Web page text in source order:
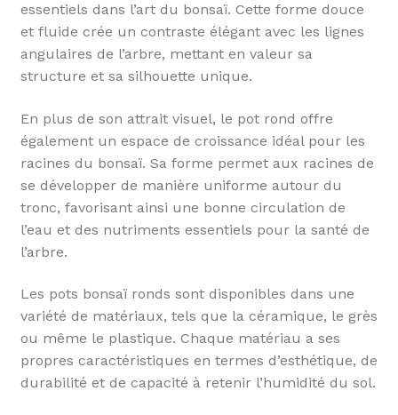
essentiels dans l’art du bonsaï. Cette forme douce
et fluide crée un contraste élégant avec les lignes
angulaires de l’arbre, mettant en valeur sa
structure et sa silhouette unique.
En plus de son attrait visuel, le pot rond offre
également un espace de croissance idéal pour les
racines du bonsaï. Sa forme permet aux racines de
se développer de manière uniforme autour du
tronc, favorisant ainsi une bonne circulation de
l’eau et des nutriments essentiels pour la santé de
l’arbre.
Les pots bonsaï ronds sont disponibles dans une
variété de matériaux, tels que la céramique, le grès
ou même le plastique. Chaque matériau a ses
propres caractéristiques en termes d’esthétique, de
durabilité et de capacité à retenir l’humidité du sol.